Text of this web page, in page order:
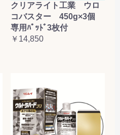
クリアライト工業 ウロ
コバスター 450g×3個
専用ﾊﾟｯﾄﾞ3枚付
￥14,850